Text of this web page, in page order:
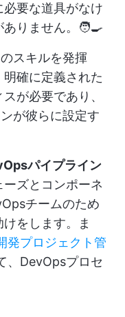
要な道具がなけ
りません。🧑‍🍳
スキルを発揮
確に定義された
が必要であり、
が彼らに設定す
パイプライン
ズとコンポーネ
チームのため
をします。ま
発プロジェクト管
、DevOpsプロセ